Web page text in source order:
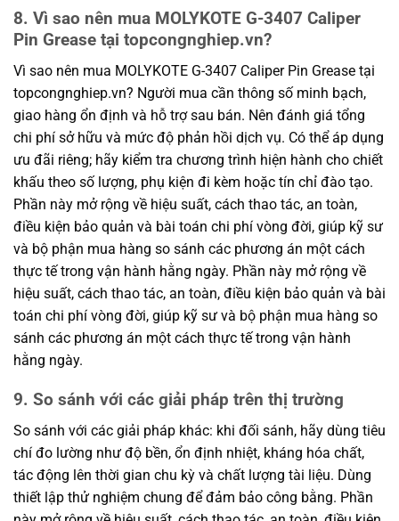
8. Vì sao nên mua MOLYKOTE G-3407 Caliper
Pin Grease tại topcongnghiep.vn?
Vì sao nên mua MOLYKOTE G-3407 Caliper Pin Grease tại
topcongnghiep.vn? Người mua cần thông số minh bạch,
giao hàng ổn định và hỗ trợ sau bán. Nên đánh giá tổng
chi phí sở hữu và mức độ phản hồi dịch vụ. Có thể áp dụng
ưu đãi riêng; hãy kiểm tra chương trình hiện hành cho chiết
khấu theo số lượng, phụ kiện đi kèm hoặc tín chỉ đào tạo.
Phần này mở rộng về hiệu suất, cách thao tác, an toàn,
điều kiện bảo quản và bài toán chi phí vòng đời, giúp kỹ sư
và bộ phận mua hàng so sánh các phương án một cách
thực tế trong vận hành hằng ngày. Phần này mở rộng về
hiệu suất, cách thao tác, an toàn, điều kiện bảo quản và bài
toán chi phí vòng đời, giúp kỹ sư và bộ phận mua hàng so
sánh các phương án một cách thực tế trong vận hành
hằng ngày.
9. So sánh với các giải pháp trên thị trường
So sánh với các giải pháp khác: khi đối sánh, hãy dùng tiêu
chí đo lường như độ bền, ổn định nhiệt, kháng hóa chất,
tác động lên thời gian chu kỳ và chất lượng tài liệu. Dùng
thiết lập thử nghiệm chung để đảm bảo công bằng. Phần